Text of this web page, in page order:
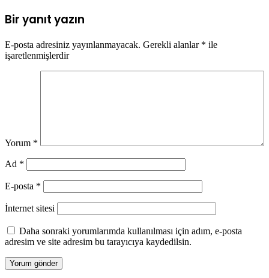
Bir yanıt yazın
E-posta adresiniz yayınlanmayacak. Gerekli alanlar * ile
işaretlenmişlerdir
Yorum *
Ad *
E-posta *
İnternet sitesi
Daha sonraki yorumlarımda kullanılması için adım, e-posta
adresim ve site adresim bu tarayıcıya kaydedilsin.